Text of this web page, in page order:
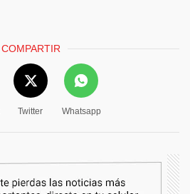
COMPARTIR
Twitter Whatsapp